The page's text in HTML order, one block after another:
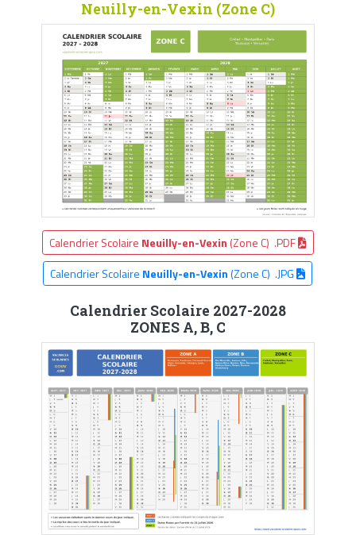
Neuilly-en-Vexin (Zone C)
Calendrier Scolaire Neuilly-en-Vexin (Zone C) .PDF
Calendrier Scolaire Neuilly-en-Vexin(Zone C) .JPG
Calendrier Scolaire 2027-2028
ZONES A, B, C